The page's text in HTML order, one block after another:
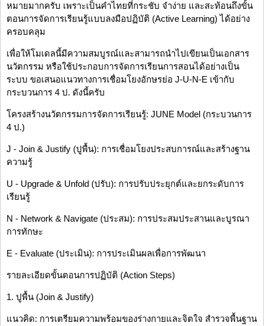
หมายมากครับ เพราะเป็นคำไทยที่กระชับ จำง่าย และสะท้อนถึงขั้น
ตอนการจัดการเรียนรู้แบบลงมือปฏิบัติ (Active Learning) ได้อย่าง
ครอบคลุม
เพื่อให้โมเดลนี้มีความสมบูรณ์และสามารถนำไปเขียนเป็นเอกสาร
นวัตกรรม หรือใช้ประกอบการจัดการเรียนการสอนได้อย่างเป็น
ระบบ ขอเสนอแนวทางการเชื่อมโยงอักษรย่อ J-U-N-E เข้ากับ
กระบวนการ 4 ป. ดังนี้ครับ
โครงสร้างนวัตกรรมการจัดการเรียนรู้: JUNE Model (กระบวนการ
4 ป.)
J - Join & Justify (ปูพื้น): การเชื่อมโยงประสบการณ์และสร้างฐาน
ความรู้
U - Upgrade & Unfold (ปรับ): การปรับประยุกต์และยกระดับการ
เรียนรู้
N - Network & Navigate (ประสม): การประสมประสานและบูรณา
การทักษะ
E - Evaluate (ประเมิน): การประเมินผลเพื่อการพัฒนา
รายละเอียดขั้นตอนการปฏิบัติ (Action Steps)
1. ปูพื้น (Join & Justify)
แนวคิด: การเตรียมความพร้อมของร่างกายและจิตใจ สำรวจพื้นฐาน